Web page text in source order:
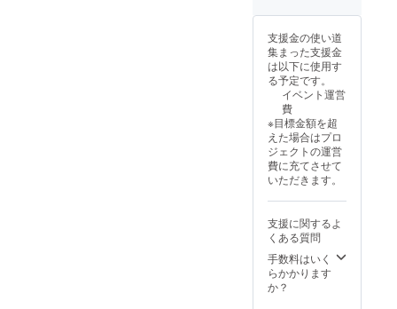
外のチ
ケット
利用は
ご遠慮
くださ
い ・イ
ベント
中のマ
ナーや
禁止事
項に違
反する
方は強
制退席
になる
ことも
ありま
す
応援コ
メント
も励み
になり
ます ■
補足事
項 ・上
乗せ支
援も大
歓迎で
す ・イ
ベント
当日に
参加で
人でも
応援の
気持ち
を届け
23日）
指名権
につい
て エー
ルボー
ド（応
セージ
対象
者）の
宛名＝
指名権
の対象
ます。
▼
Peeba2
0th記念
冊子に
い。 ・
所：イ
ベント
会場
（とり
ぎん文
小ホー
ル）の
受付付
近 ・掲
示期
FES当
日
（2025
年8月22
日〜8月
「A3サ
イズ」
で掲載
しま
す。
セージ
の文字
数が多
くなる
と文字
くなる
ことを
ご留意
くださ
い。 ・
ド掲示
につい
て 以下
の情報
を「備
にご記
入くだ
さい ・
宛名
（推し
ど） ・
応援
メッ
セージ
（128字
希望と
掲載し
ます）
・掲載
方法：
み ・個
人名、
団体
名、企
業名、
などど
んな名
前でも
です
（ニッ
年8月22
日〜8月
23日）
▼ 名前
掲載に
関して
・希望
され
る”スタ
ンド花
に掲載
する名
前”を
「備考
欄」に
ご記入
くださ
い（10
文字以
（ニッ
クネー
ムも
可） ・
不適切
な文字
列での
掲載を
希望さ
れた場
合には
別途相
談させ
ていた
だくこ
とがあ
ります
▼
Peeba2
ゴ希
望」と
記載く
ださい
（メー
ルで
データ
をやり
取りさ
せてい
ただき
ます）
・掲載
方法：
文字、
ロゴ掲
載可 ・
掲載サ
イズ：
り取り
させて
いただ
きます
（デー
タ入稿
となり
ます）
・広告
制作を
希望さ
れる方
は相談
可能で
途費用
がかか
る可能
性あ
お礼の
メッ
セージ
をお届
けしま
す。
セージ
をして
もらう
出演者
の指定
も可能
で、希
望のあ
る方は
「備考
欄」に
支援金の使い道
集まった支援金
は以下に使用す
る予定です。
イベント運営
費
※目標金額を超
えた場合はプロ
ジェクトの運営
費に充てさせて
いただきます。
支援に関するよ
くある質問
手数料はいく
らかかります
か？